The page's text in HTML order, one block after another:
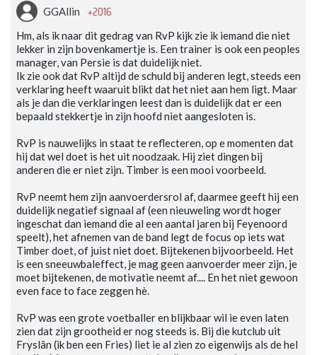
GGAllin +2016
Hm, als ik naar dit gedrag van RvP kijk zie ik iemand die niet
lekker in zijn bovenkamertje is. Een trainer is ook een peoples
manager, van Persie is dat duidelijk niet.
Ik zie ook dat RvP altijd de schuld bij anderen legt, steeds een
verklaring heeft waaruit blikt dat het niet aan hem ligt. Maar
als je dan die verklaringen leest dan is duidelijk dat er een
bepaald stekkertje in zijn hoofd niet aangesloten is.
RvP is nauwelijks in staat te reflecteren, op e momenten dat
hij dat wel doet is het uit noodzaak. Hij ziet dingen bij
anderen die er niet zijn. Timber is een mooi voorbeeld.
RvP neemt hem zijn aanvoerdersrol af, daarmee geeft hij een
duidelijk negatief signaal af (een nieuweling wordt hoger
ingeschat dan iemand die al een aantal jaren bij Feyenoord
speelt), het afnemen van de band legt de focus op iets wat
Timber doet, of juist niet doet. Bijtekenen bijvoorbeeld. Het
is een sneeuwbaleffect, je mag geen aanvoerder meer zijn, je
moet bijtekenen, de motivatie neemt af.... En het niet gewoon
even face to face zeggen hè.
RvP was een grote voetballer en blijkbaar wil ie even laten
zien dat zijn grootheid er nog steeds is. Bij die kutclub uit
Fryslân (ik ben een Fries) liet ie al zien zo eigenwijs als de hel